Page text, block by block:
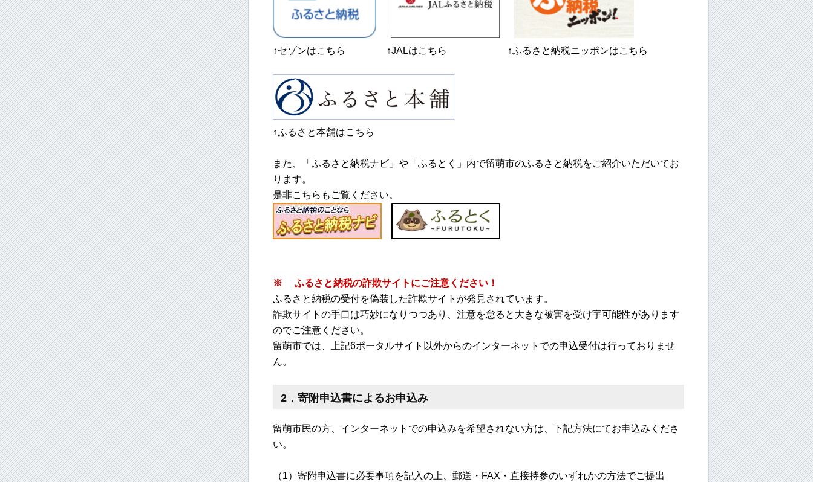
↑セゾンはこちら ↑JALはこちら ↑ふるさと納税ニッポンはこちら
↑ふるさと本舗はこちら
また、「ふるさと納税ナビ」や「ふるとく」内で留萌市のふるさと納税をご紹介いただいてお
ります。
是非こちらもご覧ください。
※ ふるさと納税の詐欺サイトにご注意ください！
ふるさと納税の受付を偽装した詐欺サイトが発見されています。
詐欺サイトの手口は巧妙になりつつあり、注意を怠ると大きな被害を受け宇可能性があります
のでご注意ください。
留萌市では、上記6ポータルサイト以外からのインターネットでの申込受付は行っておりませ
ん。
2．寄附申込書によるお申込み
留萌市民の方、インターネットでの申込みを希望されない方は、下記方法にてお申込みくださ
い。
（1）寄附申込書に必要事項を記入の上、郵送・FAX・直接持参のいずれかの方法でご提出